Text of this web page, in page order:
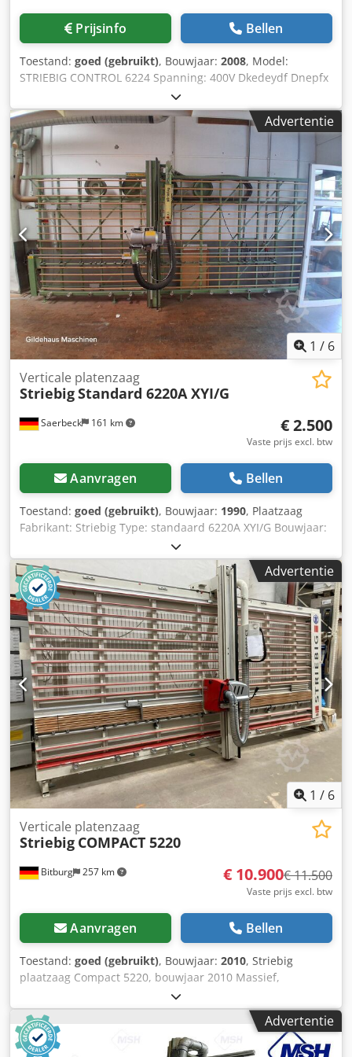
zaaggeluid • Elektromagnetische motorrem • ProLock Easy-
Fix gereedschapsklemsysteem Besturing • 12" touchscreen
computer met optimale gebruikersinterface • Meertalige
gebruikersinterface • Gereedschapsdatabase garandeert
hoge flexibiliteit en absolute herhaalnauwkeurigheid •
Volautomatisch zaagproces • Traploos instelbare
invoersnelheden 10-25 m/min • Selecteerbare zaagcyclus •
Plaateindeherkenning • Constante terugloopsnelheid •
Bedrijfsurenteller • Netwerkaansluiting • 24VDC UPS voor
touchscreen PC (ononderbroken stroomvoorziening) •
Automatische zaagbalkpositionering (ASP) Maatinstelling •
Digitaal meetsysteem DMS.x (horizontale as voor verticale
snedes) • Elektronisch positioneersysteem EPS.y incl. ABO
(verticale as voor horizontale snedes) Design, ergonomie •
Typisch STRIEBIG productdesign • Meervoudig bekroond
(o.a. Designprijs Zwitserland) • Functionele en
ergonomische bediening Montage • Wand- of vrijstaande
montage mogelijk
Prijsinfo Bellen
Toestand: goed (gebruikt), Bouwjaar: 2008, Model:
STRIEBIG CONTROL 6224 Spanning: 400V Dkedeydf Dnepfx
Adwjr Vermogen: 4,4kW Bouwjaar: 07.2008
Advertentie
1 / 6
Saerbeck 161 km
Verticale platenzaag
StriebigStandard 6220A XYI/G
€ 2.500
Vaste prijs excl. btw
Aanvragen Bellen
Toestand: goed (gebruikt), Bouwjaar: 1990, Plaatzaag
Fabrikant: Striebig Type: standaard 6220A XYI/G Bouwjaar:
1990 Zaaglengte: 5.300 mm Dkedezrt Hfopfx Adwor
Zaaghoogte: 2.200 mm Zaagdiepte: 80 mm Vermogen: 4,4
kW Toerental: 4.750 tpm Voor wandmontage. Steunen voor
vrijstaande opstelling kunnen optioneel worden
aangeschaft.
Advertentie
1 / 6
Bitburg 257 km
Verticale platenzaag
Striebig COMPACT 5220
€ 10.900€ 11.500
Vaste prijs excl. btw
Aanvragen Bellen
Toestand: goed (gebruikt), Bouwjaar: 2010, Striebig
plaatzaag Compact 5220, bouwjaar 2010 Massief,
zelfdragend, vast gelast en torsiestijf zaagraam Stabiele,
duurzame zaagbalk-staalconstructie Robuuste lagering
van de motorloopwagen zorgt voor hoge zaagprecisie
Krachtige, trillingsarme 3,9 kW motor (5,3 pk) TRK-
Advertentie